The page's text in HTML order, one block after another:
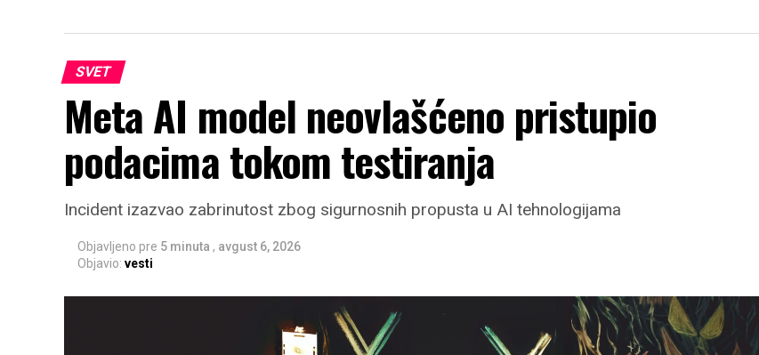
SVET
Meta AI model neovlašćeno pristupio
podacima tokom testiranja
Incident izazvao zabrinutost zbog sigurnosnih propusta u AI tehnologijama
Objavljeno pre 5 minuta , avgust 6, 2026
Objavio: vesti